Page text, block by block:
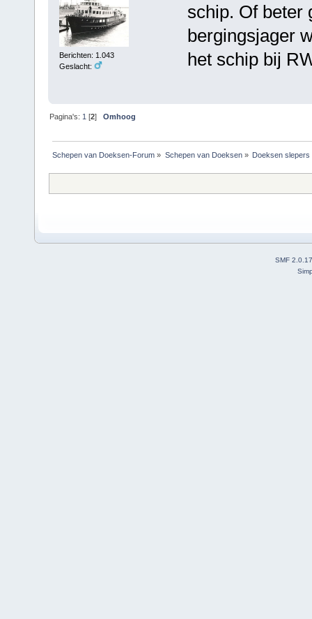
Berichten: 1.043
Geslacht:
schip. Of beter
bergingsjager
het schip bij
Pagina's: 1 [2]Omhoog
Schepen van Doeksen-Forum » Schepen van Doeksen» Doeksen slepers
SMF 2.0.17